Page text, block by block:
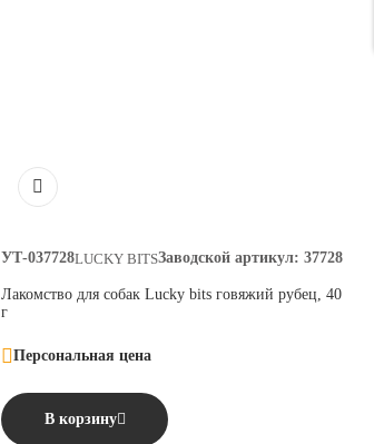
УТ-037728 Заводской артикул: 37728
LUCKY BITS
Лакомство для собак Lucky bits говяжий рубец, 40
г
Персональная цена
В корзину